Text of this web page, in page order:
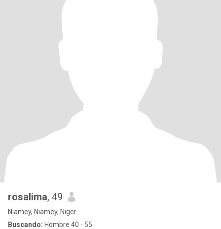
rosalima, 49
Niamey, Niamey, Niger
Buscando: Hombre 40 - 55